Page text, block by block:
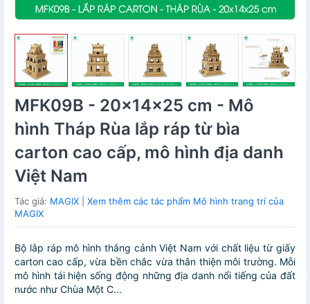
MFK09B - 20x14x25 cm - Mô
hình Tháp Rùa lắp ráp từ bìa
carton cao cấp, mô hình địa danh
Việt Nam
Tác giả: MAGIX
Xem thêm các tác phẩm Mô hình trang trí của
MAGIX
Bộ lắp ráp mô hình thắng cảnh Việt Nam với chất liệu từ giấy
carton cao cấp, vừa bền chắc vừa thân thiện môi trường. Mỗi
mô hình tái hiện sống động những địa danh nổi tiếng của đất
nước như Chùa Một C...